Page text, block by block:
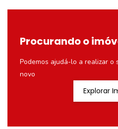
Procurando o
Podemos ajudá-lo a realizar o
novo
Explorar